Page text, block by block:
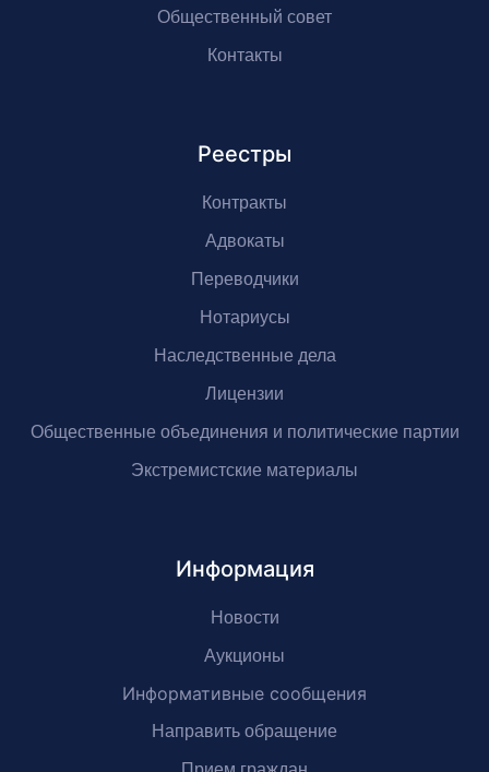
Общественный совет
Контакты
Реестры
Контракты
Адвокаты
Переводчики
Нотариусы
Наследственные дела
Лицензии
Общественные объединения и политические партии
Экстремистские материалы
Информация
Новости
Аукционы
Информативные сообщения
Направить обращение